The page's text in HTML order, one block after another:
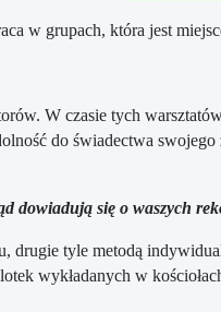
w grupach, która jest
W czasie tych
do świadectwa
dowiadują się o waszych
tyle metodą
wykładanych w